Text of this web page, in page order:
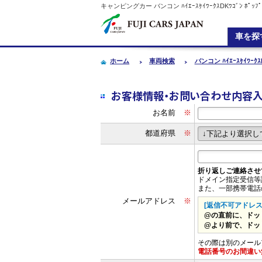
キャンピングカー バンコン ﾊｲｴｰｽｹｲﾜｰｸｽDKﾜｺﾞﾝ ﾎﾟｯ
車を探
ホーム 車両検索 バンコン ﾊｲｴｰｽｹｲﾜｰｸ
お客様情報・お問い合わせ内容
お名前 ※
都道府県 ※
メールアドレス ※
折り返しご連絡さ
ドメイン指定受信
また、一部携帯電
[返信不可アドレ
@の直前に、ドッ
@より前で、ド
その際は別のメー
電話番号のお間違い